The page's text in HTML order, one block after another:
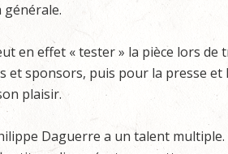
générale.
en effet « tester » la pièce lors
et sponsors, puis pour la presse
plaisir.
Daguerre a un talent